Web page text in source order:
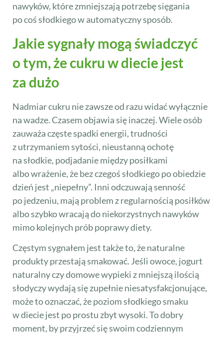
nawyków, które zmniejszają potrzebę sięgania
po coś słodkiego w automatyczny sposób.
Jakie sygnały mogą świadczyć
o tym, że cukru w diecie jest
za dużo
Nadmiar cukru nie zawsze od razu widać wyłącznie
na wadze. Czasem objawia się inaczej. Wiele osób
zauważa częste spadki energii, trudności
z utrzymaniem sytości, nieustanną ochotę
na słodkie, podjadanie między posiłkami
albo wrażenie, że bez czegoś słodkiego po obiedzie
dzień jest „niepełny”. Inni odczuwają senność
po jedzeniu, mają problem z regularnością posiłków
albo szybko wracają do niekorzystnych nawyków
mimo kolejnych prób poprawy diety.
Częstym sygnałem jest także to, że naturalne
produkty przestają smakować. Jeśli owoce, jogurt
naturalny czy domowe wypieki z mniejszą ilością
słodyczy wydają się zupełnie niesatysfakcjonujące,
może to oznaczać, że poziom słodkiego smaku
w diecie jest po prostu zbyt wysoki. To dobry
moment, by przyjrzeć się swoim codziennym